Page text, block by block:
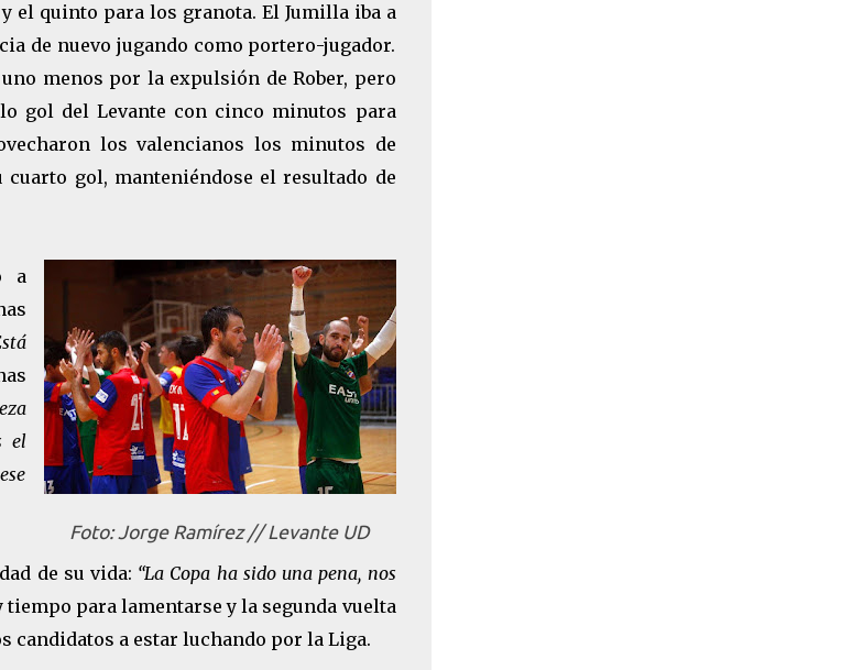
el quinto para los granota. El Jumilla iba a
de nuevo jugando como portero-jugador.
menos por la expulsión de Rober, pero
gol del Levante con cinco minutos para
los valencianos los minutos de
gol, manteniéndose el resultado de
Foto: Jorge Ramírez // Levante UD
a
el
de su vida: “La Copa ha sido una pena, nos
tiempo para lamentarse y la segunda vuelta
candidatos a estar luchando por la Liga.